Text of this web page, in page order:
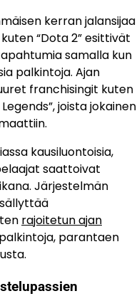
kerran jalansijaa
“Dota 2” esittivät
samalla kun
palkintoja. Ajan
franchisingit kuten
joista jokainen
kausiluontoisia,
saattoivat
Järjestelmän
rajoitetun ajan
parantaen